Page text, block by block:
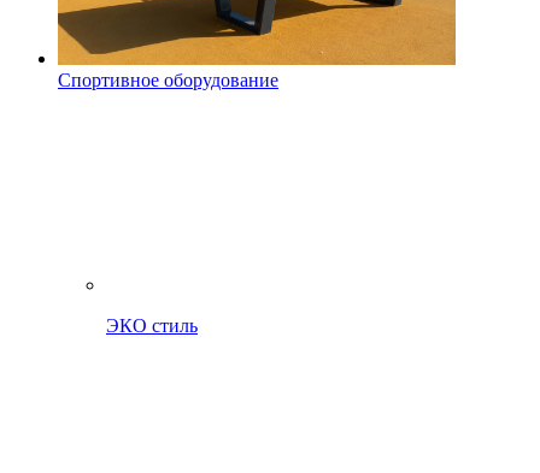
Спортивное оборудование
ЭКО стиль